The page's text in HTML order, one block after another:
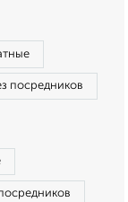
посредников